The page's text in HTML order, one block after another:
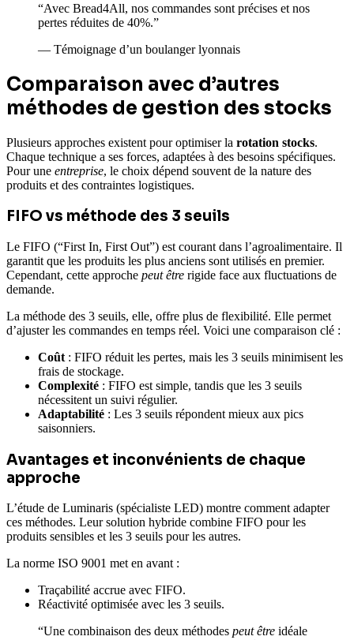
“Avec Bread4All, nos commandes sont précises et nos
pertes réduites de 40%.”
— Témoignage d’un boulanger lyonnais
Comparaison avec d’autres
méthodes de gestion des stocks
Plusieurs approches existent pour optimiser la rotation stocks.
Chaque technique a ses forces, adaptées à des besoins spécifiques.
Pour une entreprise, le choix dépend souvent de la nature des
produits et des contraintes logistiques.
FIFO vs méthode des 3 seuils
Le FIFO (“First In, First Out”) est courant dans l’agroalimentaire. Il
garantit que les produits les plus anciens sont utilisés en premier.
Cependant, cette approche peut être rigide face aux fluctuations de
demande.
La méthode des 3 seuils, elle, offre plus de flexibilité. Elle permet
d’ajuster les commandes en temps réel. Voici une comparaison clé :
Coût : FIFO réduit les pertes, mais les 3 seuils minimisent les
frais de stockage.
Complexité : FIFO est simple, tandis que les 3 seuils
nécessitent un suivi régulier.
Adaptabilité : Les 3 seuils répondent mieux aux pics
saisonniers.
Avantages et inconvénients de chaque
approche
L’étude de Luminaris (spécialiste LED) montre comment adapter
ces méthodes. Leur solution hybride combine FIFO pour les
produits sensibles et les 3 seuils pour les autres.
La norme ISO 9001 met en avant :
Traçabilité accrue avec FIFO.
Réactivité optimisée avec les 3 seuils.
“Une combinaison des deux méthodes peut être idéale